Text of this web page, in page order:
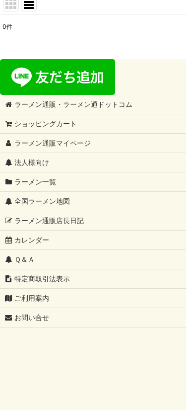
並び順:
0件
ラーメン通販・ラーメン通ドットコム
ショッピングカート
ラーメン通販マイページ
法人様向け
ラーメン一覧
全国ラーメン地図
ラーメン通販店長日記
カレンダー
Ｑ＆Ａ
特定商取引法表示
ご利用案内
お問い合せ